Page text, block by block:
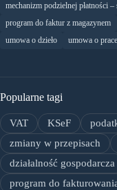
mechanizm podzielnej płatności
program do faktur z magazynem
umowa o dzieło
umowa o prace
Popularne tagi
VAT KSeF
zmiany w przepisach
działalność gospodarcza
program do